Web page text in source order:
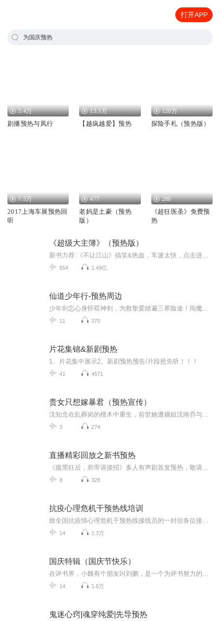
打开APP
为国庆预热
5.4万
剧播预热与凤行
13.3万
【越疯越爱】预热
120万
探险手札（预热版）
7.5万
2017上海车展预热回
听
477
老妈是土豪（预热
版）
280
《超狂医圣》免费预
热
《超级大主簿》（预热版）
654 1.49亿
仙道少年行-预热周边
11 370
片花集锦&新剧预热
1、片花集中展示2、新剧预热预告/片段抢先听！！！
41 4571
贵女只想嫁暴君（预热宣传）
3 274
直播精彩回放之新书预热
8 328
抗疫心理危机干预热线培训
14 1.3万
国庆特辑（国庆节快乐）
14 1.6万
鬼迷心窍|魂穿纯爱|先导预热